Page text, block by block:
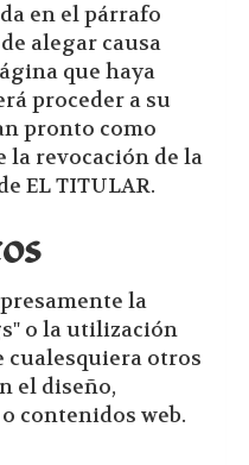
en el párrafo
alegar causa
que haya
proceder a su
pronto como
la revocación de la
EL TITULAR.
la
o la utilización
cualesquiera otros
el diseño,
contenidos web.